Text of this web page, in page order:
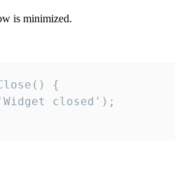
is minimized.
{
closed');